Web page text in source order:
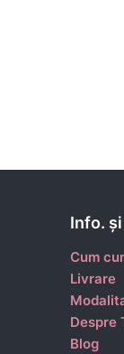
Info.
Cum
Livrare
Despre
Blog